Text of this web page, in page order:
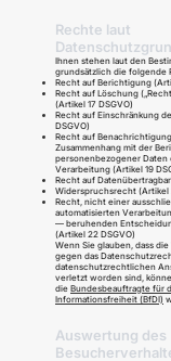
Rechte laut
Ihnen stehen laut den
grundsätzlich die folgende
Recht auf Berichtigung
Recht auf Löschung
(Artikel 17 DSGVO)
Recht auf Einschränkung
DSGVO)
Recht auf
Zusammenhang mit der
personenbezogener Daten
Verarbeitung (Artikel 19
Recht auf
Widerspruchsrecht (Artikel
Recht, nicht einer
automatisierten
— beruhenden
(Artikel 22 DSGVO)
Wenn Sie glauben, dass
gegen das
datenschutzrechtlichen
verletzt worden sind,
die Bundesbeauftragte für
Informationsfreiheit (BfDI)
Auswertung des